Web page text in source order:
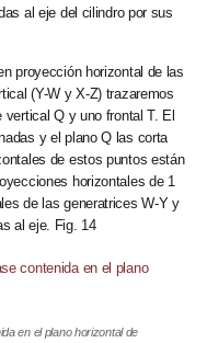
al eje del cilindro por sus
proyección horizontal de las
(Y-W y X-Z) trazaremos
Q y uno frontal T. El
y el plano Q las corta
de estos puntos están
horizontales de 1
de las generatrices W-Y y
al eje. Fig. 14
en el plano horizontal de